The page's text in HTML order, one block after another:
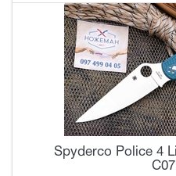
Spyderco Police 4